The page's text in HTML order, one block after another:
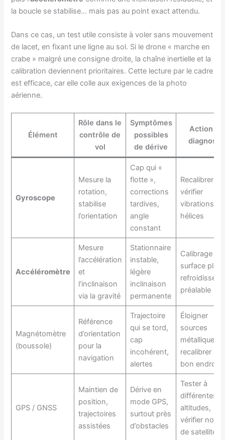
la boucle se stabilise… mais pas au point exact attendu.
Dans ce cas, un test utile consiste à voler sans mouvement
de lacet, en fixant une ligne au sol. Si le drone « marche en
crabe » malgré une consigne droite, la chaîne inertielle et la
calibration deviennent prioritaires. Cette lecture par le cadre
est efficace, car elle colle aux exigences de la photo
aérienne.
Élément
Rôle dans le
contrôle de
vol
Symptômes
possibles
de dérive
Action de
diagnostic
Gyroscope
Mesure la
rotation,
stabilise
l’orientation
Cap qui «
flotte »,
corrections
tardives,
angle
constant
Recalibrer
vérifier
vibrations et
hélices
Accéléromètre
Mesure
l’accélération
et
l’inclinaison
via la gravité
Stationnaire
instable,
légère
inclinaison
permanente
Calibrage sur
surface
préalable
Magnétomètre
(boussole)
Référence
d’orientation
pour la
navigation
Trajectoire
qui se tord,
cap
incohérent,
alertes
Éloigner
sources
métalliques,
recalibrer au
bon endroit
GPS / GNSS
Maintien de
position,
trajectoires
assistées
Dérive en
mode GPS,
surtout près
d’obstacles
Tester à
différentes
altitudes,
vérifier
de satellites